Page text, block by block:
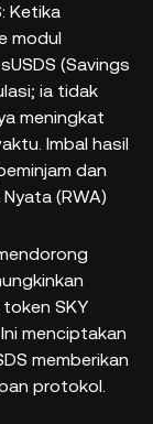
Ketika
modul
(Savings
ia tidak
meningkat
Imbal hasil
dan
(RWA)
SKY
menciptakan
memberikan
protokol.